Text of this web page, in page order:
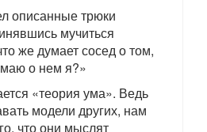
описанные трюки
мучиться
же думает сосед о том,
о нем я?»
«теория ума». Ведь
модели других, нам
что они мыслят